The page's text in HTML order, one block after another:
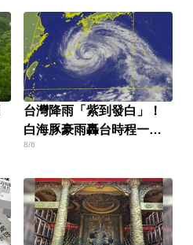
台灣降雨「紫到發白」！
白海豚豪雨轟台時程一次
看
8/6